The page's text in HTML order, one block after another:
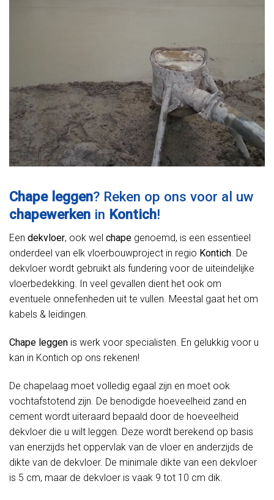
Chape leggen? Reken op ons voor al uw
chapewerken in Kontich!
Een dekvloer, ook wel chape genoemd, is een essentieel
onderdeel van elk vloerbouwproject in regio Kontich. De
dekvloer wordt gebruikt als fundering voor de uiteindelijke
vloerbedekking. In veel gevallen dient het ook om
eventuele onnefenheden uit te vullen. Meestal gaat het om
kabels & leidingen.
Chape leggen is werk voor specialisten. En gelukkig voor u
kan in Kontich op ons rekenen!
De chapelaag moet volledig egaal zijn en moet ook
vochtafstotend zijn. De benodigde hoeveelheid zand en
cement wordt uiteraard bepaald door de hoeveelheid
dekvloer die u wilt leggen. Deze wordt berekend op basis
van enerzijds het oppervlak van de vloer en anderzijds de
dikte van de dekvloer. De minimale dikte van een dekvloer
is 5 cm, maar de dekvloer is vaak 9 tot 10 cm dik.